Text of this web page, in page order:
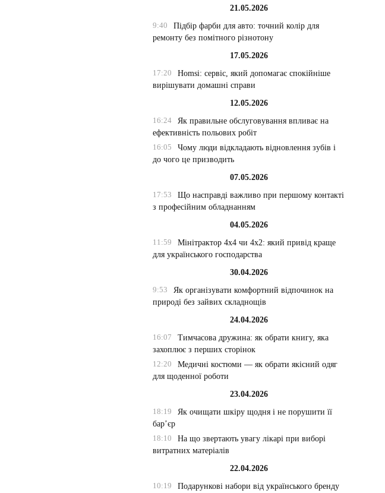
21.05.2026
9:40
Підбір фарби для авто: точний колір для
ремонту без помітного різнотону
17.05.2026
17:20
Homsi: сервіс, який допомагає спокійніше
вирішувати домашні справи
12.05.2026
16:24
Як правильне обслуговування впливає на
ефективність польових робіт
16:05
Чому люди відкладають відновлення зубів і
до чого це призводить
07.05.2026
17:53
Що насправді важливо при першому контакті
з професійним обладнанням
04.05.2026
11:59
Мінітрактор 4х4 чи 4х2: який привід краще
для українського господарства
30.04.2026
9:53
Як організувати комфортний відпочинок на
природі без зайвих складнощів
24.04.2026
16:07
Тимчасова дружина: як обрати книгу, яка
захоплює з перших сторінок
12:20
Медичні костюми — як обрати якісний одяг
для щоденної роботи
23.04.2026
18:19
Як очищати шкіру щодня і не порушити її
бар’єр
18:10
На що звертають увагу лікарі при виборі
витратних матеріалів
22.04.2026
10:19
Подарункові набори від українського бренду